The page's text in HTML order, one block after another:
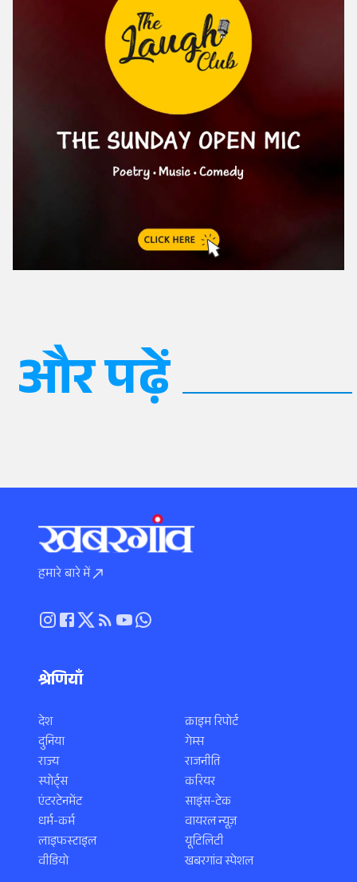
और पढ़ें
हमारे बारे में
श्रेणियाँ
देश
दुनिया
राज्य
स्पोर्ट्स
एंटरटेनमेंट
धर्म-कर्म
लाइफस्टाइल
वीडियो
क्राइम रिपोर्ट
गेम्स
राजनीति
करियर
साइंस-टेक
वायरल न्यूज़
यूटिलिटी
खबरगांव स्पेशल